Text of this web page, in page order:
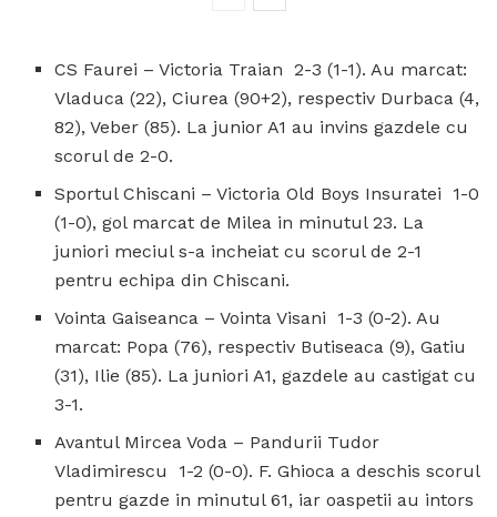
CS Faurei – Victoria Traian 2-3 (1-1). Au marcat:
Vladuca (22), Ciurea (90+2), respectiv Durbaca (4,
82), Veber (85). La junior A1 au invins gazdele cu
scorul de 2-0.
Sportul Chiscani – Victoria Old Boys Insuratei 1-0
(1-0), gol marcat de Milea in minutul 23. La
juniori meciul s-a incheiat cu scorul de 2-1
pentru echipa din Chiscani.
Vointa Gaiseanca – Vointa Visani 1-3 (0-2). Au
marcat: Popa (76), respectiv Butiseaca (9), Gatiu
(31), Ilie (85). La juniori A1, gazdele au castigat cu
3-1.
Avantul Mircea Voda – Pandurii Tudor
Vladimirescu 1-2 (0-0). F. Ghioca a deschis scorul
pentru gazde in minutul 61, iar oaspetii au intors